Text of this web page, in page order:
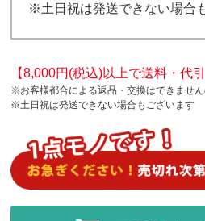
※土日祝は発送できない場合
【8,000円(税込)以上で送料・代
※お客様都合による返品・交換はできませ
※土日祝は発送できない場合もございます